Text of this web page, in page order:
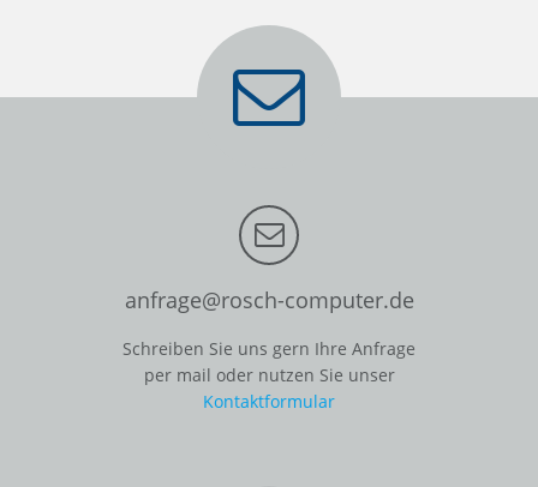
anfrage@rosch-computer.de
Schreiben Sie uns gern Ihre Anfrage
per mail oder nutzen Sie unser
Kontaktformular